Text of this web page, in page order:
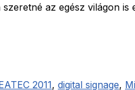
szeretné az egész világon is
2011, digital signage,